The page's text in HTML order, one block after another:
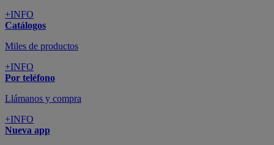
+INFO
Catálogos
Miles de productos
+INFO
Por teléfono
Llámanos y compra
+INFO
Nueva app